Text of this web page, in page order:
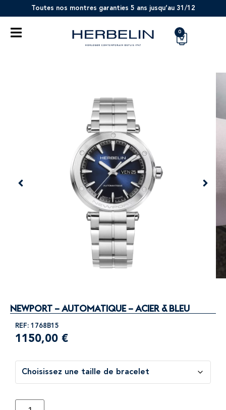
Toutes nos montres garanties 5 ans jusqu’au 31/12
0
NEWPORT – AUTOMATIQUE – ACIER & BLEU
REF: 1768B15
1150,00 €